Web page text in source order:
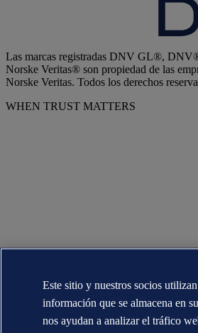
Las marcas registradas DNV GL®,
Norske Veritas® son propiedad de las
Norske Veritas. Todos los derechos
WHEN TRUST MATTERS
Este sitio y nuestros socios
información que se almacena en
nos ayudan a analizar el tráfico